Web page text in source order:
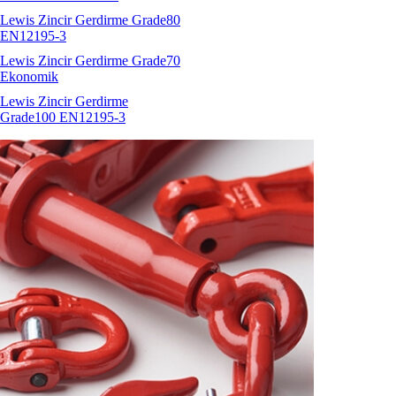
Lewis Zincir Gerdirme Grade80
EN12195-3
Lewis Zincir Gerdirme Grade70
Ekonomik
Lewis Zincir Gerdirme
Grade100 EN12195-3
HW AHWS fırdöndülü